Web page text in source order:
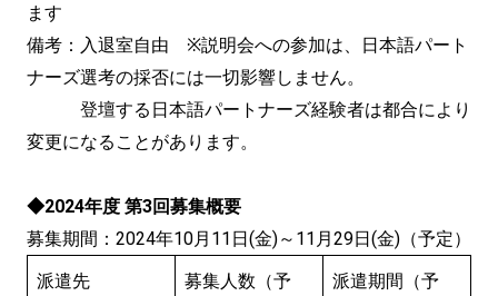
ます
備考：入退室自由 ※説明会への参加は、日本語パート
ナーズ選考の採否には一切影響しません。
登壇する日本語パートナーズ経験者は都合により
変更になることがあります。
◆2024年度 第3回募集概要
募集期間：2024年10月11日(金)～11月29日(金)（予定）
派遣先
募集人数（予
派遣期間（予